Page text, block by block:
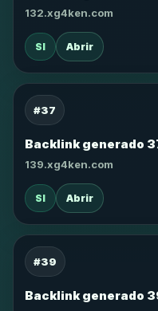
132.xg4ken.com
SI Abrir
#37
Backlink generado
139.xg4ken.com
SI Abrir
#39
Backlink generado